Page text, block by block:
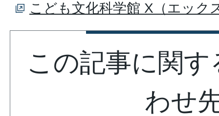
こども文化科学館 X（エック
この記事に関
わせ